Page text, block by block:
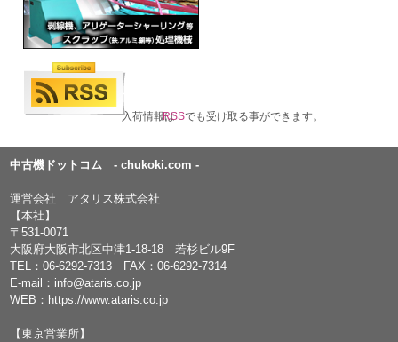
入荷情報はRSSでも受け取る事ができます。
中古機ドットコム - chukoki.com -
運営会社 アタリス株式会社
【本社】
〒531-0071
大阪府大阪市北区中津1-18-18 若杉ビル9F
TEL：06-6292-7313 FAX：06-6292-7314
E-mail： info@ataris.co.jp
WEB： https://www.ataris.co.jp
【東京営業所】